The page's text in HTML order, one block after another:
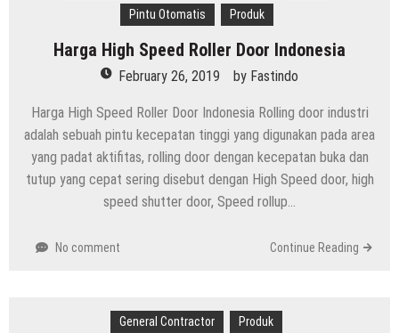
Pintu Otomatis
Produk
Harga High Speed Roller Door Indonesia
February 26, 2019 by Fastindo
Harga High Speed Roller Door Indonesia Rolling door industri
adalah sebuah pintu kecepatan tinggi yang digunakan pada area
yang padat aktifitas, rolling door dengan kecepatan buka dan
tutup yang cepat sering disebut dengan High Speed door, high
speed shutter door, Speed rollup…
No comment Continue Reading
General Contractor Produk